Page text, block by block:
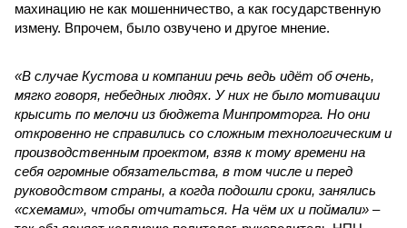
махинацию не как мошенничество, а как государственную
измену. Впрочем, было озвучено и другое мнение.
«В случае Кустова и компании речь ведь идёт об очень,
мягко говоря, небедных людях. У них не было мотивации
крысить по мелочи из бюджета Минпромторга. Но они
откровенно не справились со сложным технологическим и
производственным проектом, взяв к тому времени на
себя огромные обязательства, в том числе и перед
руководством страны, а когда подошли сроки, занялись
«схемами», чтобы отчитаться. На чём их и поймали» –